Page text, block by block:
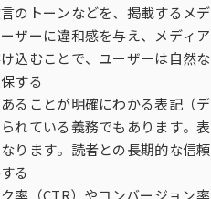
のトーンなどを、掲載するメ
ザーに違和感を与え、メディ
込むことで、ユーザーは自然
する
ることが明確にわかる表記（
れている義務でもあります。
ります。読者との長期的な信
る
率（CTR）やコンバージョン